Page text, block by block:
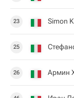
23 Simon
25
26 Армин